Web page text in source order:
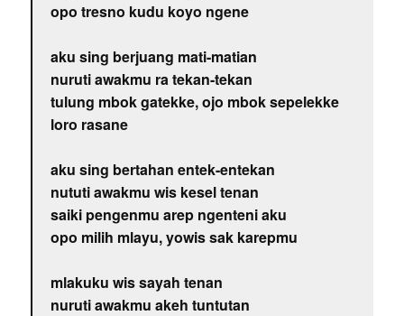
opo tresno kudu koyo ngene
aku sing berjuang mati-matian
nuruti awakmu ra tekan-tekan
tulung mbok gatekke, ojo mbok sepelekke
loro rasane
aku sing bertahan entek-entekan
nututi awakmu wis kesel tenan
saiki pengenmu arep ngenteni aku
opo milih mlayu, yowis sak karepmu
mlakuku wis sayah tenan
nuruti awakmu akeh tuntutan